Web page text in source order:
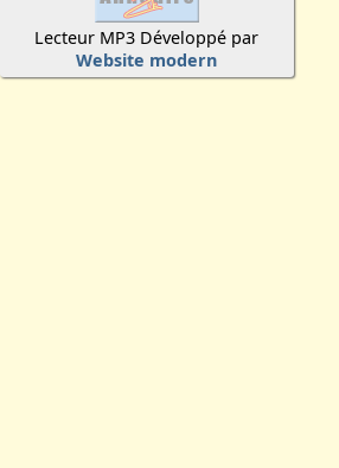
Lecteur MP3 Développé par
Website modern